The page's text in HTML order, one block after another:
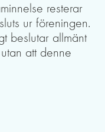
resterar
ur föreningen.
beslutar allmänt
att denne